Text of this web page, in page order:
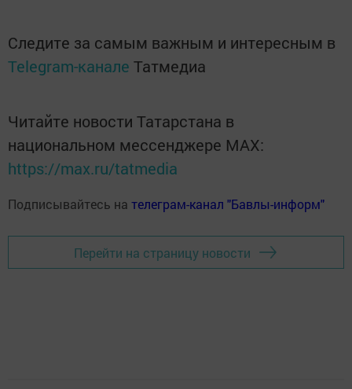
Следите за самым важным и интересным в
Telegram-канале Татмедиа
Читайте новости Татарстана в
национальном мессенджере MАХ:
https://max.ru/tatmedia
Подписывайтесь на телеграм-канал "Бавлы-информ"
Перейти на страницу новости